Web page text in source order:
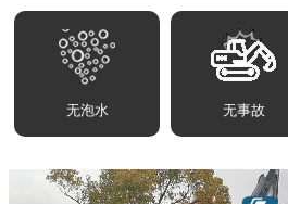
无泡水 无事故